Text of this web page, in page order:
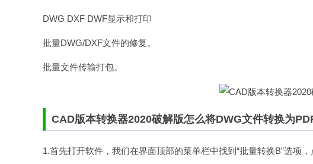
DWG DXF DWF显示和打印
批量DWG/DXF文件的修复。
批量文件传输打包。
CAD版本转换器2020破解版怎么将DWG文件转换为
1.首先打开软件，我们在界面顶部的菜单栏中找到“批量转换B”选项